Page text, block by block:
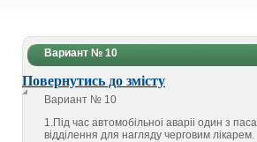
Вариант № 10
Повернутись до змісту
Вариант № 10
1.Пiд час автомобiльноi аварii один з
вiддiлення для нагляду черговим лiкарем.